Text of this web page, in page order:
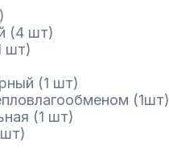
(4 шт)
шт)
(1 шт)
(1шт)
(1 шт)